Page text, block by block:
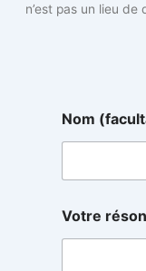
n’est pas un lieu
a
r
a
u
t
Nom
Votre